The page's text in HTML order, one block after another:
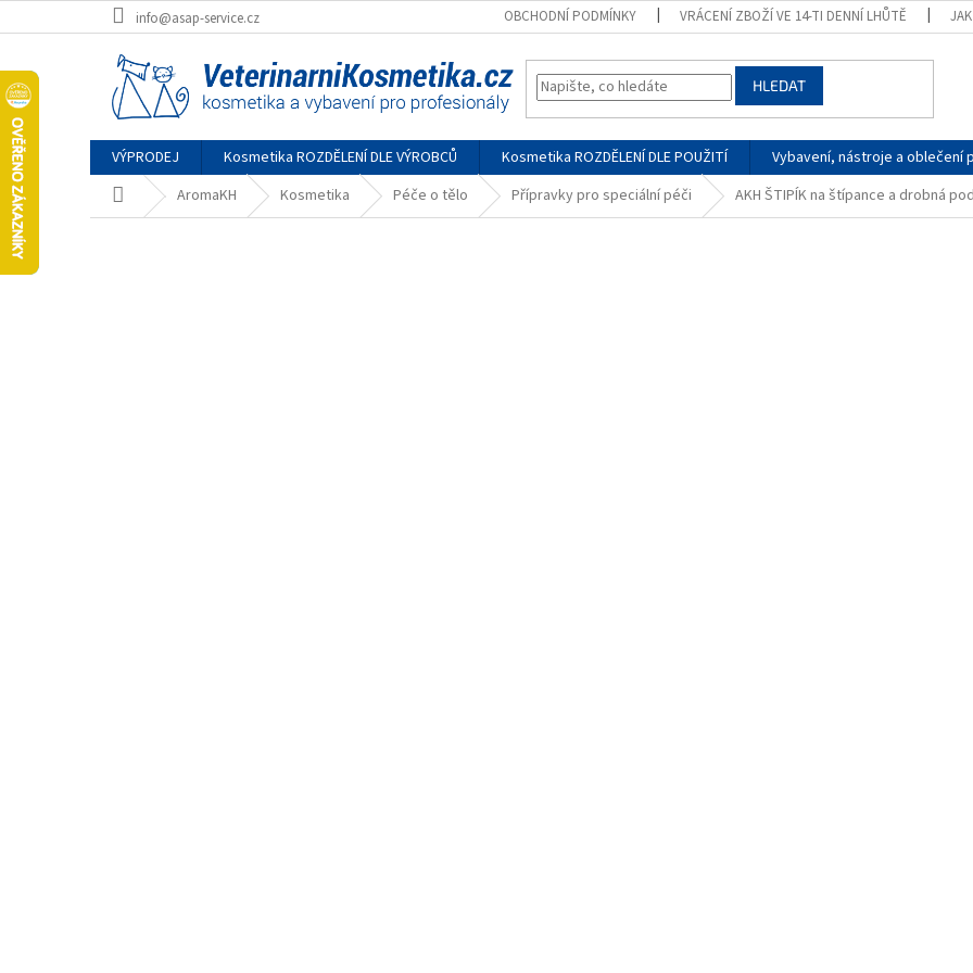
na
info@asap-service.cz OBCHODNÍ PODMÍNKY VRÁCENÍ ZBOŽÍ VE 14-TI DENNÍ LHŮTĚ
HLEDAT
VÝPRODEJ Kosmetika ROZDĚLENÍ DLE VÝROBCŮ Kosmetika ROZDĚLENÍ DLE POUŽITÍ Vybavení, nástroje a oblečení
Domů AromaKH Kosmetika Péče o tělo Přípravky pro speciální péči AKH ŠTIPÍK na štípance a drobná